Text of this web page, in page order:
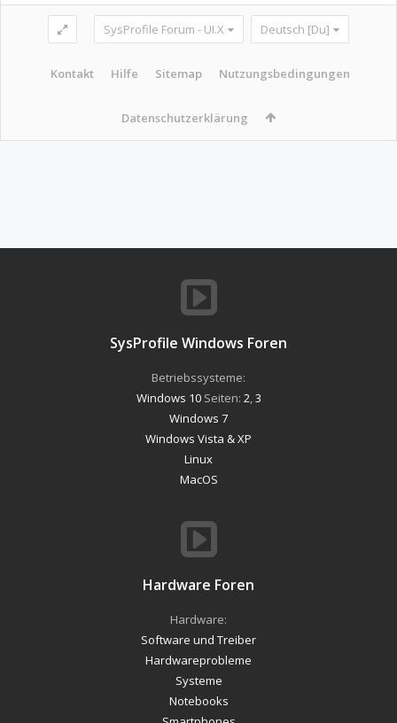
SysProfile Forum - UI.X Deutsch [Du]
Kontakt Hilfe Sitemap Nutzungsbedingungen
Datenschutzerklärung
SysProfile Windows Foren
Betriebssysteme:
Windows 10Seiten: 2 3
Windows 7
Windows Vista & XP
Linux
MacOS
Hardware Foren
Hardware:
Software und Treiber
Hardwareprobleme
Systeme
Notebooks